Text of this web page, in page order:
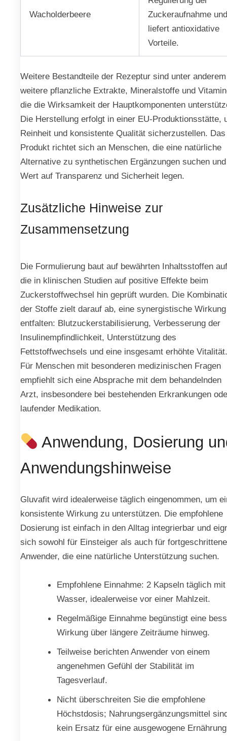
Wacholderbeere
Zuckeraufnahme
liefert antioxidative
Vorteile.
Weitere Bestandteile der Rezeptur sind unter anderem
weitere pflanzliche Extrakte, Mineralstoffe und
die die Wirksamkeit der Hauptkomponenten
Die Herstellung erfolgt in einer EU-Produktionsstätte,
Reinheit und konsistente Qualität sicherzustellen. Das
Produkt richtet sich an Menschen, die eine natürliche
Alternative zu synthetischen Ergänzungen suchen und
Wert auf Transparenz und Sicherheit legen.
Zusätzliche Hinweise zur
Zusammensetzung
Die Formulierung baut auf bewährten Inhaltsstoffen
die in klinischen Studien auf positive Effekte beim
Zuckerstoffwechsel hin geprüft wurden. Die
der Stoffe zielt darauf ab, eine synergistische
entfalten: Blutzuckerstabilisierung, Verbesserung der
Insulinempfindlichkeit, Unterstützung des
Fettstoffwechsels und eine insgesamt erhöhte Vitalität.
Für Menschen mit besonderen medizinischen Fragen
empfiehlt sich eine Absprache mit dem behandelnden
Arzt, insbesondere bei bestehenden Erkrankungen
laufender Medikation.
Anwendung, Dosierung
Anwendungshinweise
Gluvafit wird idealerweise täglich eingenommen, um
konsistente Wirkung zu unterstützen. Die empfohlene
Dosierung ist einfach in den Alltag integrierbar und
sich sowohl für Einsteiger als auch für fortgeschrittene
Anwender, die eine natürliche Unterstützung suchen.
Empfohlene Einnahme: 2 Kapseln täglich mit
Wasser, idealerweise vor einer Mahlzeit.
Regelmäßige Einnahme begünstigt eine
Wirkung über längere Zeiträume hinweg.
Teilweise berichten Anwender von einem
angenehmen Gefühl der Stabilität im
Tagesverlauf.
Nicht überschreiten Sie die empfohlene
Höchstdosis; Nahrungsergänzungsmittel
kein Ersatz für eine ausgewogene